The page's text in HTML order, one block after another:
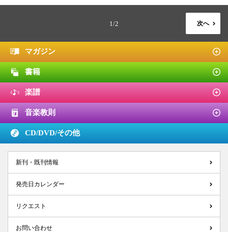
1/2 次へ
マガジン
書籍
楽譜
音楽教則
CD/DVD/その他
新刊・既刊情報
発売日カレンダー
リクエスト
お問い合わせ